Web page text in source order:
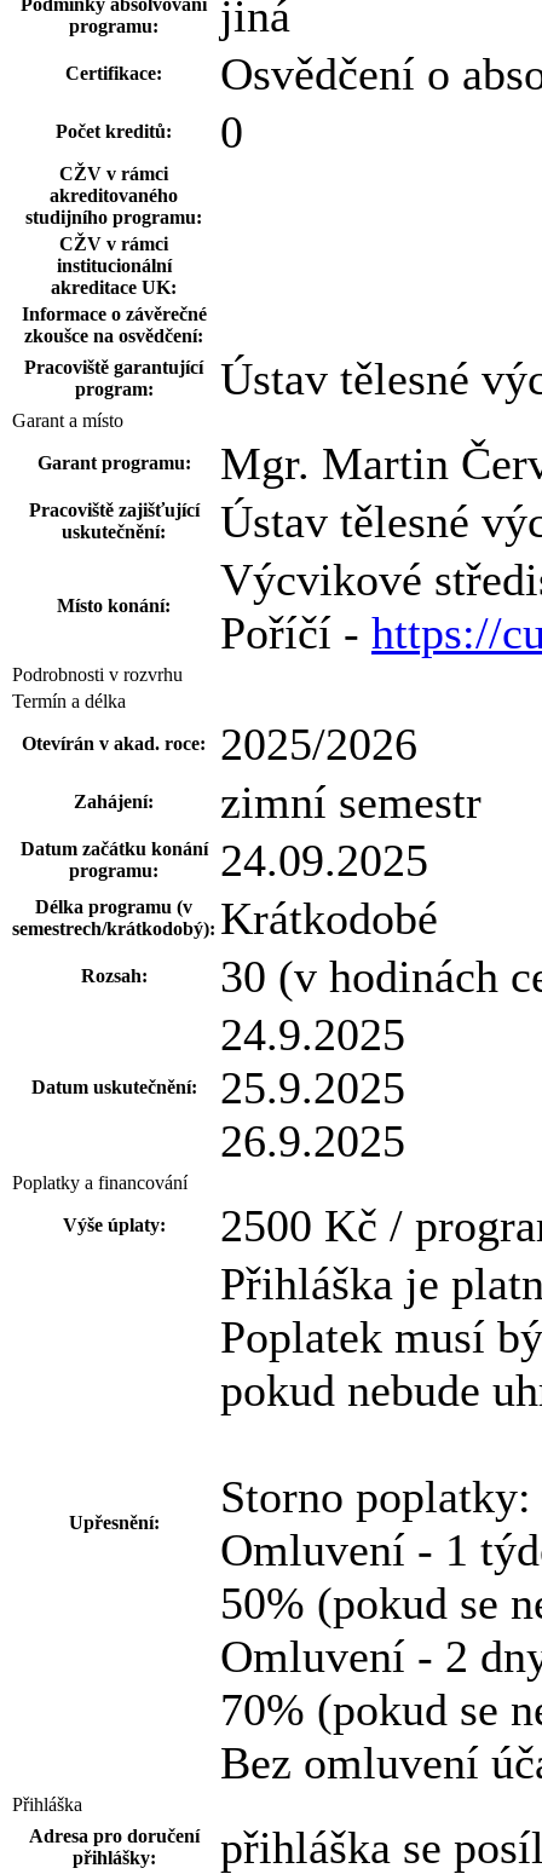
Podmínky absolvování
programu:
jiná
Certifikace: Osvědčení o
Počet kreditů: 0
CŽV v rámci
akreditovaného
studijního programu:
CŽV v rámci
institucionální
akreditace UK:
Informace o závěrečné
zkoušce na osvědčení:
Pracoviště garantující
program:
Ústav tělesné
Garant a místo
Garant programu: Mgr. Martin
Pracoviště zajišťující
uskutečnění:
Ústav tělesné
Místo konání:
Výcvikové
Poříčí - https://
Podrobnosti v rozvrhu
Termín a délka
Otevírán v akad. roce: 2025/2026
Zahájení: zimní semestr
Datum začátku konání
programu:
24.09.2025
Délka programu (v
semestrech/krátkodobý): Krátkodobé
Rozsah: 30 (v hodinách
Datum uskutečnění:
24.9.2025
25.9.2025
26.9.2025
Poplatky a financování
Výše úplaty: 2500 Kč /
Upřesnění:
Přihláška je
Poplatek musí
pokud nebude
Storno poplatky:
Omluvení - 1
50% (pokud se
Omluvení - 2
70% (pokud se
Bez omluvení
Přihláška
Adresa pro doručení
přihlášky:
přihláška se